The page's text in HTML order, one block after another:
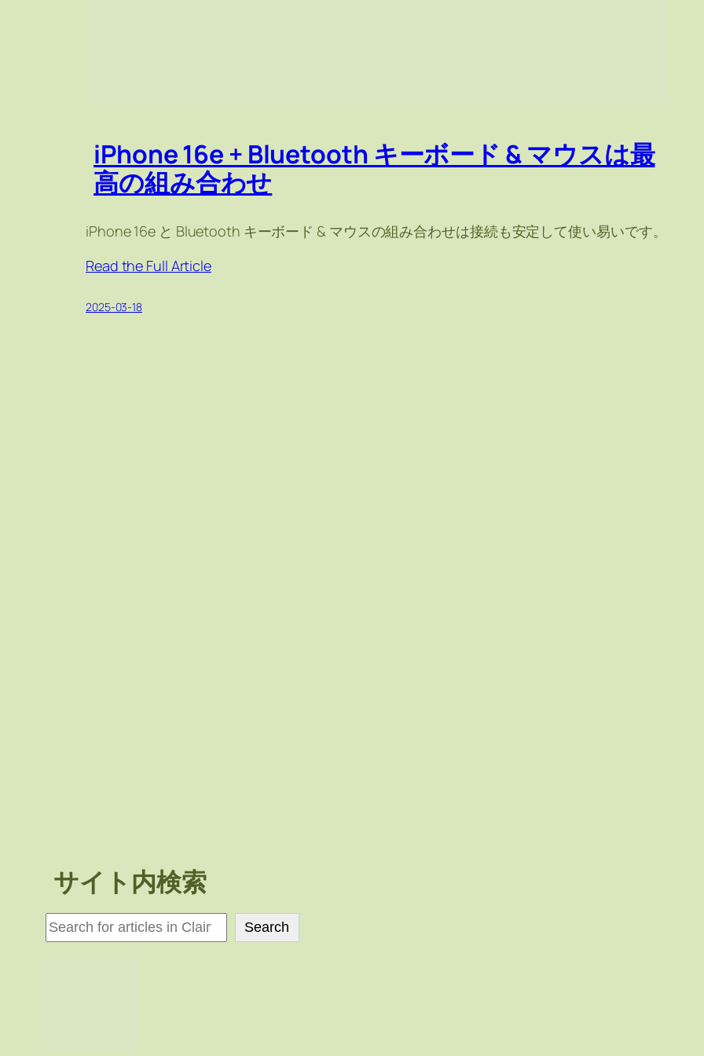
iPhone 16e + Bluetooth キーボード & マウスは最
高の組み合わせ
iPhone 16e と Bluetooth キーボード & マウスの組み合わせは接続も安定して使い易いです。
Read the Full Article
2025-03-18
サイト内検索
検
索
Search